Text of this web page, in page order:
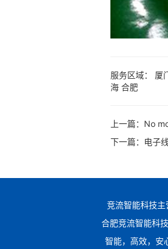
服务区域： 厦
海 合肥
上一篇： No
下一篇： 电子
竞流智能科技主
合肥竞流智能科
智能，高效，安